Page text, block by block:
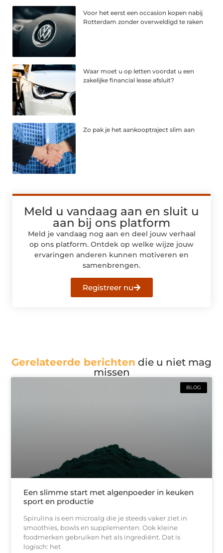
Voor het eerst een occasion kopen nabij
Rotterdam zonder overweldigd te raken
Waar moet u op letten voordat u een
zakelijke financial lease afsluit?
Zo pak je het aankooptraject slim aan
Meld u vandaag aan en sluit u
aan bij ons platform
Meld je vandaag nog aan en deel jouw verhaal
op ons platform. Ontdek op welke wijze jouw
ervaringen anderen kunnen motiveren en
samenbrengen.
Registreer nu
Gerelateerde berichten die u niet mag
missen
BLOG
Een slimme start met algenpoeder in keuken
sport en productie
Spirulina is een microalg die je steeds vaker ziet in
smoothies, bowls en supplementen. Ook kleine
foodmerken gebruiken het als ingrediënt. Dat is
logisch: het